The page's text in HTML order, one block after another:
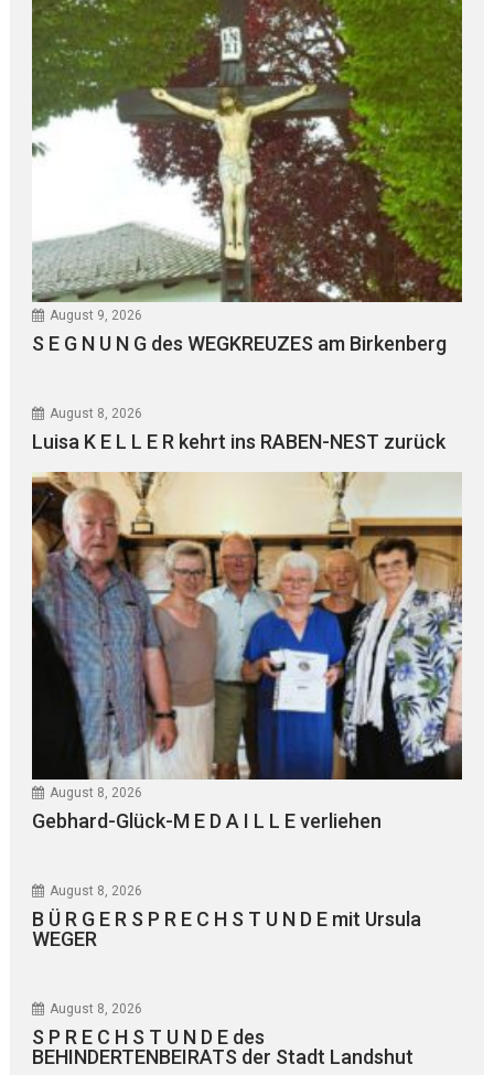
August 9, 2026
S E G N U N G des WEGKREUZES am Birkenberg
August 8, 2026
Luisa K E L L E R kehrt ins RABEN-NEST zurück
August 8, 2026
Gebhard-Glück-M E D A I L L E verliehen
August 8, 2026
B Ü R G E R S P R E C H S T U N D E mit Ursula
WEGER
August 8, 2026
S P R E C H S T U N D E des
BEHINDERTENBEIRATS der Stadt Landshut